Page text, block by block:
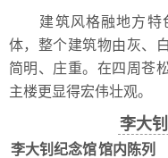
建筑风格融地方特
体，整个建筑物由灰、
简明、庄重。在四周苍
主楼更显得宏伟壮观。
李大
李大钊纪念馆馆内陈列